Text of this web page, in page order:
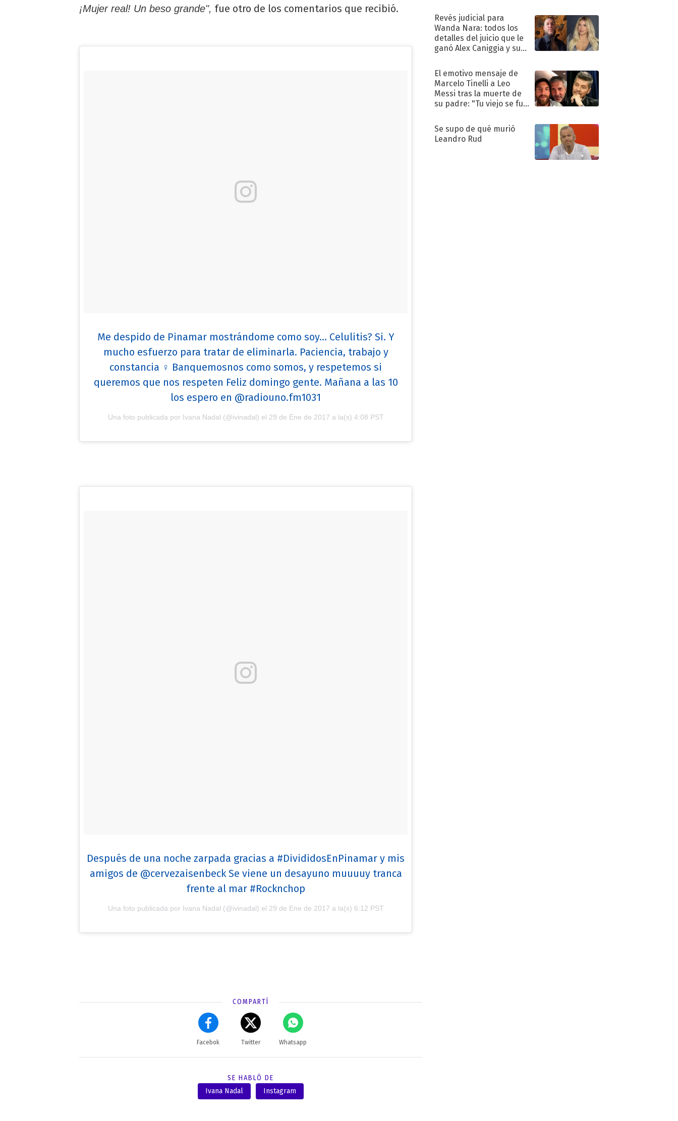
¡Mujer real! Un beso grande", fue otro de los comentarios que recibió.
Me despido de Pinamar mostrándome como soy... Celulitis? Si. Y
mucho esfuerzo para tratar de eliminarla. Paciencia, trabajo y
constancia ♀️ Banquemosnos como somos, y respetemos si
queremos que nos respeten Feliz domingo gente. Mañana a las 10
los espero en @radiouno.fm1031
Una foto publicada por Ivana Nadal (@ivinadal) el 29 de Ene de 2017 a la(s) 4:08 PST
Después de una noche zarpada gracias a #DivididosEnPinamar y mis
amigos de @cervezaisenbeck Se viene un desayuno muuuuy tranca
frente al mar #Rocknchop
Una foto publicada por Ivana Nadal (@ivinadal) el 29 de Ene de 2017 a la(s) 6:12 PST
COMPARTÍ
Facebok Twitter Whatsapp
SE HABLÓ DE
Ivana Nadal
Instagram
Revés judicial para
Wanda Nara: todos los
detalles del juicio que le
ganó Alex Caniggia y sus
El emotivo mensaje de
Marcelo Tinelli a Leo
Messi tras la muerte de
su padre: "Tu viejo se fue
Se supo de qué murió
Leandro Rud